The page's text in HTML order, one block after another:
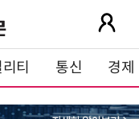
티 통신 경제